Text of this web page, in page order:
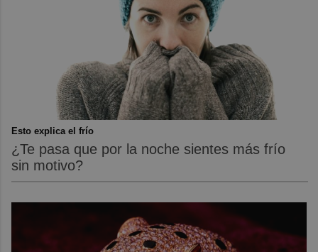
Esto explica el frío
¿Te pasa que por la noche sientes más frío
sin motivo?